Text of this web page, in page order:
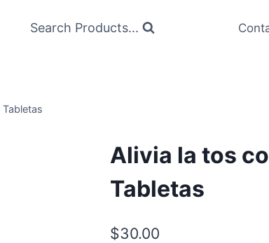
Search Products...
Tabletas
Alivia la tos
Tabletas
$30.00